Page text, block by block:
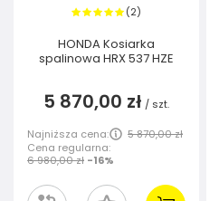
(2)
HONDA Kosiarka
spalinowa HRX 537 HZE
5 870,00 zł / szt.
Najniższa cena:
5 870,00 zł
Cena regularna:
6 980,00 zł -16%